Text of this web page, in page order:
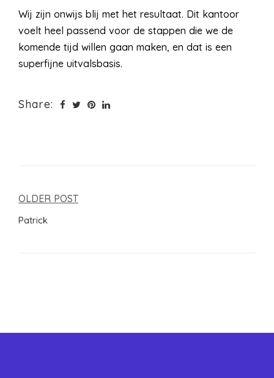
Wij zijn onwijs blij met het resultaat. Dit kantoor
voelt heel passend voor de stappen die we de
komende tijd willen gaan maken, en dat is een
superfijne uitvalsbasis.
Share:
Bericht
navigatie
OLDER POST
Patrick